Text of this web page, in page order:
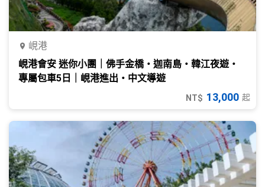
峴港
峴港會安 迷你小團｜佛手金橋・迦南島・韓江夜遊・
專屬包車5日｜峴港進出・中文導遊
NT$ 13,000 起